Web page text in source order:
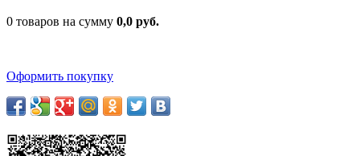
0 товаров на сумму 0,0 руб.
Оформить покупку